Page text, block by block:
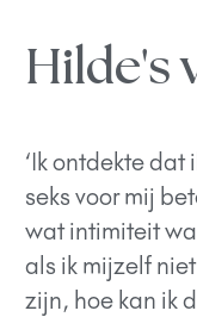
Hilde's
‘Ik ontdekte
seks voor mij
wat intimiteit
als ik mijzelf
zijn, hoe kan ik